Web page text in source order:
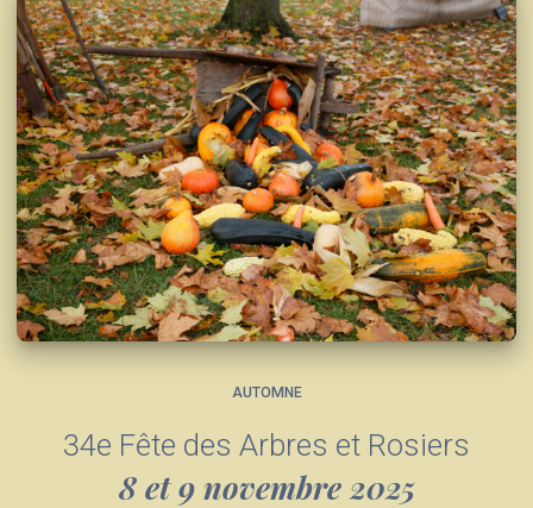
AUTOMNE
34e Fête des Arbres et Rosiers
8 et 9 novembre 2025